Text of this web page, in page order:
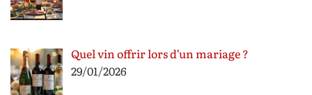
Quel vin offrir lors d’un mariage ?
29/01/2026